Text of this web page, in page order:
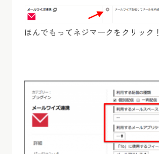
ほんでもってネジマークをクリック！